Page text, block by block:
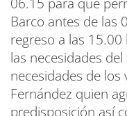
Barco antes de las
regreso a las
las necesidades
necesidades de los
Fernández quien
predisposición así